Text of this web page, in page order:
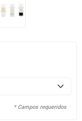
* Campos requeridos